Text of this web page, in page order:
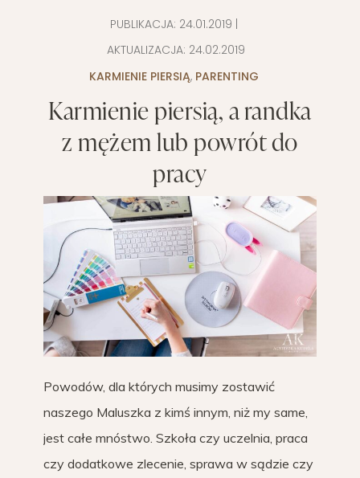
PUBLIKACJA: 24.01.2019 |
AKTUALIZACJA: 24.02.2019
KARMIENIE PIERSIĄ, PARENTING
Karmienie piersią, a randka
z mężem lub powrót do
pracy
Powodów, dla których musimy zostawić
naszego Maluszka z kimś innym, niż my same,
jest całe mnóstwo. Szkoła czy uczelnia, praca
czy dodatkowe zlecenie, sprawa w sądzie czy